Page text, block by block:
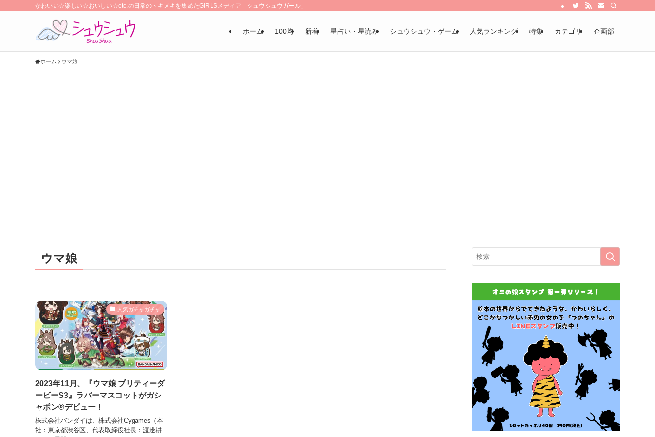
かわいい☆楽しい☆おいしい☆etc.の日常のトキメキを集めたGIRLSメディア「シュウシュウガール」
ホーム 100均 新着 星占い・星読み シュウシュウ・ゲーム 人気ランキング 特集 カテゴリ 企画部
ホーム ウマ娘
ウマ娘
人気ガチャガチャ
2023年11月、『ウマ娘 プリティーダ
ービーS3』ラバーマスコットがガシ
ャポン®デビュー！
株式会社バンダイは、株式会社Cygames（本
社：東京都渋谷区、代表取締役社長：渡邊耕